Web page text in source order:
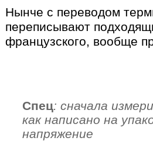
Нынче с переводом
переписывают
французского, вообще
Спец: сначала
как написано на
напряжение